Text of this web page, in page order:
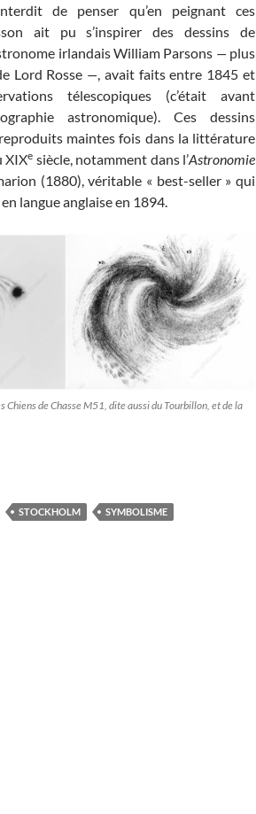
de penser qu’en peignant ces
ait pu s’inspirer des dessins de
irlandais William Parsons — plus
Lord Rosse — , avait faits entre 1845 et
télescopiques (c’était avant
astronomique). Ces dessins
maintes fois dans la littérature
XIXe siècle, notamment dans l’Astronomie
(1880), véritable « best-seller » qui
langue anglaise en 1894.
Chiens de Chasse M51, dite aussi du Tourbillon, et de la
suédois d’Eugène Jansson
STOCKHOLM SYMBOLISME